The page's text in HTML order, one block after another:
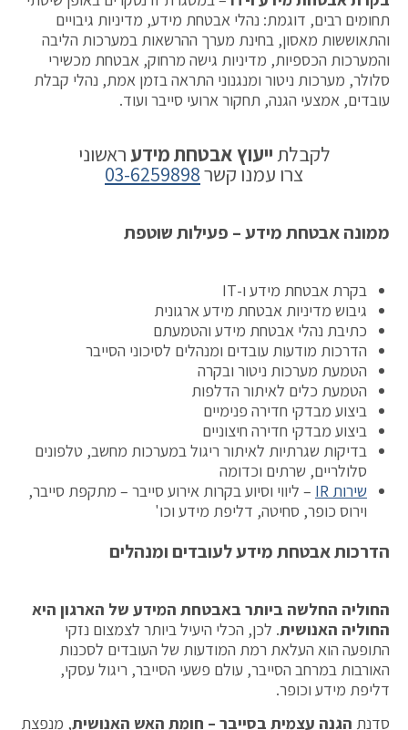
תחומים רבים, דוגמת: נהלי אבטחת מידע, מדיניות גיבויים
והתאוששות מאסון, בחינת מערך ההרשאות במערכות הליבה
והמערכות הכספיות, מדיניות גישה מרחוק, אבטחת מכשירי
סלולר, מערכות ניטור ומנגנוני התראה בזמן אמת, נהלי קבלת
עובדים, אמצעי הגנה, תחקור ארועי סייבר ועוד.
לקבלתייעוץ אבטחת מידעראשוני
צרו עמנו קשר03-6259898
ממונה אבטחת מידע – פעילות שוטפת
בקרת אבטחת מידע ו-IT
גיבוש מדיניות אבטחת מידע ארגונית
כתיבת נהלי אבטחת מידע והטמעתם
הדרכות מודעות עובדים ומנהלים לסיכוני הסייבר
הטמעת מערכות ניטור ובקרה
הטמעת כלים לאיתור הדלפות
ביצוע מבדקי חדירה פנימיים
ביצוע מבדקי חדירה חיצוניים
בדיקות שגרתיות לאיתור ריגול במערכות מחשב, טלפונים
סלולריים, שרתים וכדומה
שירות IR
– ליווי וסיוע בקרות אירוע סייבר – מתקפת סייבר,
וירוס כופר, סחיטה, דליפת מידע וכו'
הדרכות אבטחת מידע לעובדים ומנהלים
החוליה החלשה ביותר באבטחת המידע של הארגון היא
החוליה האנושית. לכן, הכלי היעיל ביותר לצמצום נזקי
התופעה הוא העלאת רמת המודעות של העובדים לסכנות
האורבות במרחב הסייבר, עולם פשעי הסייבר, ריגול עסקי,
דליפת מידע וכופר.
סדנת הגנה עצמית בסייבר – חומת האש האנושית, מנפצת